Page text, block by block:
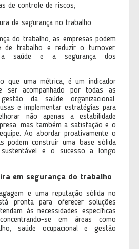
de controle de riscos;
de segurança no trabalho.
do trabalho, as empresas podem
de trabalho e reduzir o turnover,
a saúde e a segurança dos
que uma métrica, é um indicador
ser acompanhado por todas as
da saúde organizacional.
e implementar estratégias para
não apenas a estabilidade
mas também a satisfação e o
Ao abordar proativamente o
podem construir uma base sólida
e o sucesso a longo
em segurança do trabalho
e uma reputação sólida no
pronta para oferecer soluções
às necessidades específicas
se em áreas como
saúde ocupacional e gestão